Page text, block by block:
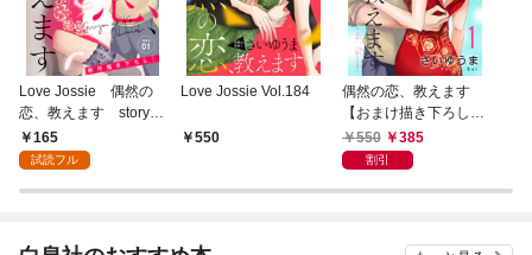
Love Jossie 偶然の
恋、教えます story0
1 165
試読フル
Love Jossie Vol.184
550
偶然の恋、教えます
【おまけ描き下ろし付
き】 1巻
550 385
割引